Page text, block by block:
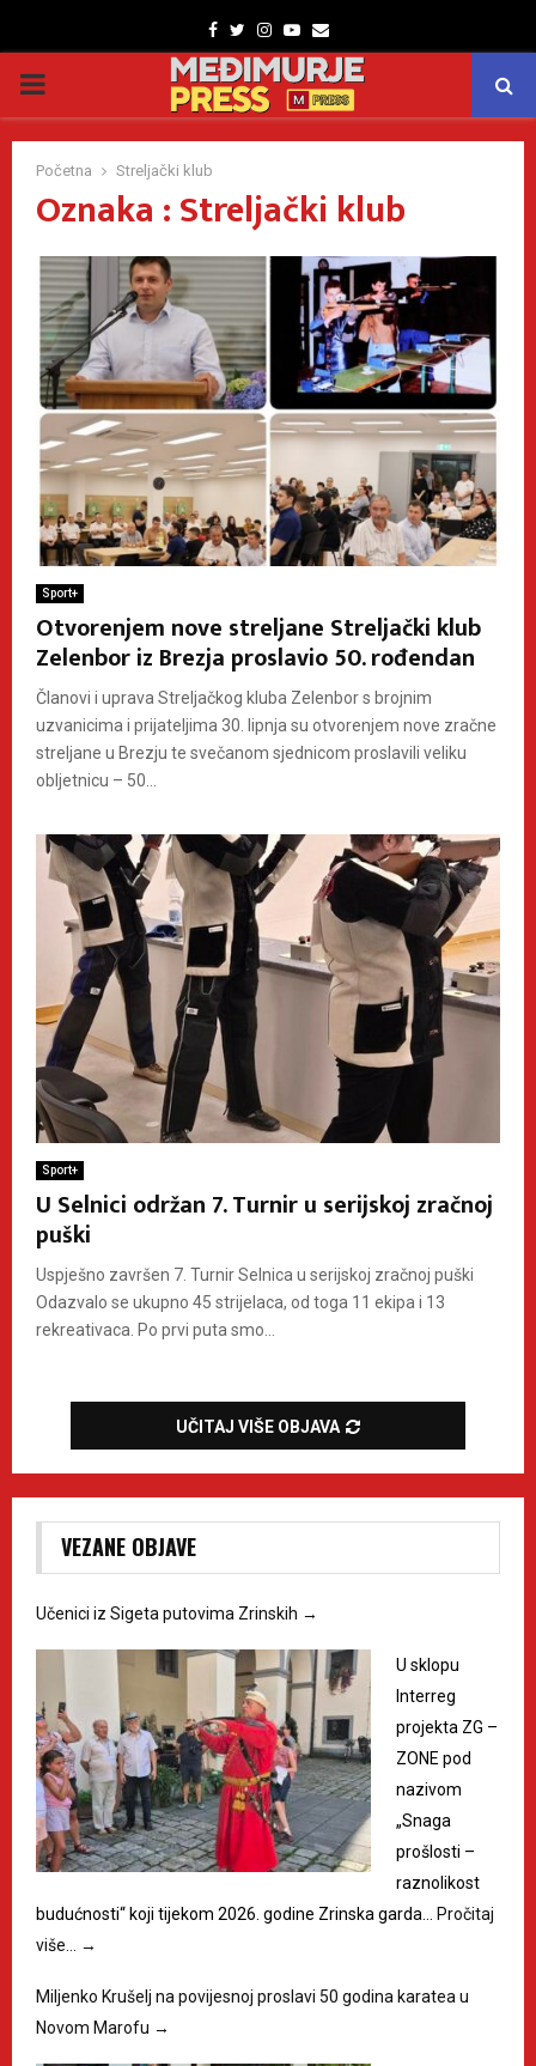
Facebook
TwitterInstagram
Youtube
Email
PRIMARY
MENU
Početna Streljački klub
Oznaka : Streljački klub
Sport+
Otvorenjem nove streljane Streljački klub
Zelenbor iz Brezja proslavio 50. rođendan
Članovi i uprava Streljačkog kluba Zelenbor s brojnim
uzvanicima i prijateljima 30. lipnja su otvorenjem nove zračne
streljane u Brezju te svečanom sjednicom proslavili veliku
obljetnicu – 50...
Sport+
U Selnici održan 7. Turnir u serijskoj zračnoj
puški
Uspješno završen 7. Turnir Selnica u serijskoj zračnoj puški
Odazvalo se ukupno 45 strijelaca, od toga 11 ekipa i 13
rekreativaca. Po prvi puta smo...
UČITAJ VIŠE OBJAVA
VEZANE OBJAVE
Učenici iz Sigeta putovima Zrinskih →
U sklopu
Interreg
projekta ZG –
ZONE pod
nazivom
„Snaga
prošlosti –
raznolikost
budućnosti“ koji tijekom 2026. godine Zrinska garda… Pročitaj
više… →
Miljenko Krušelj na povijesnoj proslavi 50 godina karatea u
Novom Marofu →